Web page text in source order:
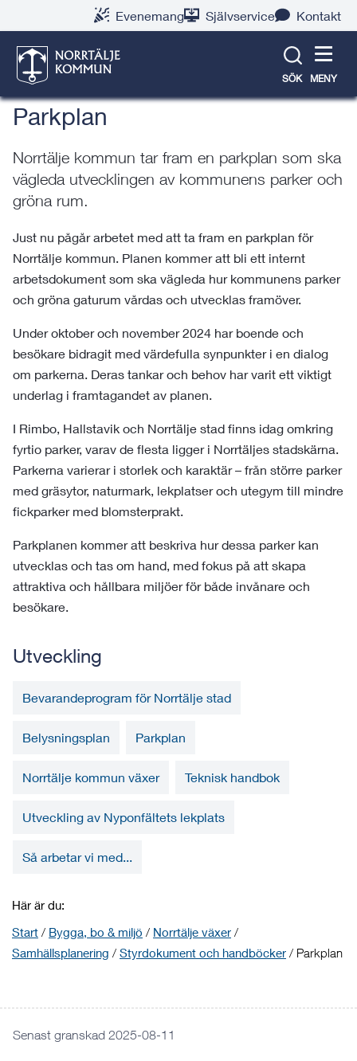
Evenemang Självservice Kontakt
SÖK MENY
Norrtälje växer
Parkplan
Norrtälje kommun tar fram en parkplan som ska
vägleda utvecklingen av kommunens parker och
gröna rum.
Just nu pågår arbetet med att ta fram en parkplan för
Norrtälje kommun. Planen kommer att bli ett internt
arbetsdokument som ska vägleda hur kommunens parker
och gröna gaturum vårdas och utvecklas framöver.
Under oktober och november 2024 har boende och
besökare bidragit med värdefulla synpunkter i en dialog
om parkerna. Deras tankar och behov har varit ett viktigt
underlag i framtagandet av planen.
I Rimbo, Hallstavik och Norrtälje stad finns idag omkring
fyrtio parker, varav de flesta ligger i Norrtäljes stadskärna.
Parkerna varierar i storlek och karaktär – från större parker
med gräsytor, naturmark, lekplatser och utegym till mindre
fickparker med blomsterprakt.
Parkplanen kommer att beskriva hur dessa parker kan
utvecklas och tas om hand, med fokus på att skapa
attraktiva och hållbara miljöer för både invånare och
besökare.
Utveckling
Bevarandeprogram för Norrtälje stad
Belysningsplan Parkplan
Norrtälje kommun växer Teknisk handbok
Utveckling av Nyponfältets lekplats
Så arbetar vi med...
Här är du:
Start / Bygga, bo & miljö / Norrtälje växer /
Samhällsplanering / Styrdokument och handböcker / Parkplan
Senast granskad 2025-08-11